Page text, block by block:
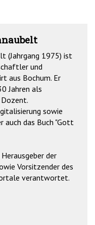
(Jahrgang 1975) ist
und
aus Bochum. Er
Jahren als
sowie
auch das Buch "Gott
der
Vorsitzender des
verantwortet.